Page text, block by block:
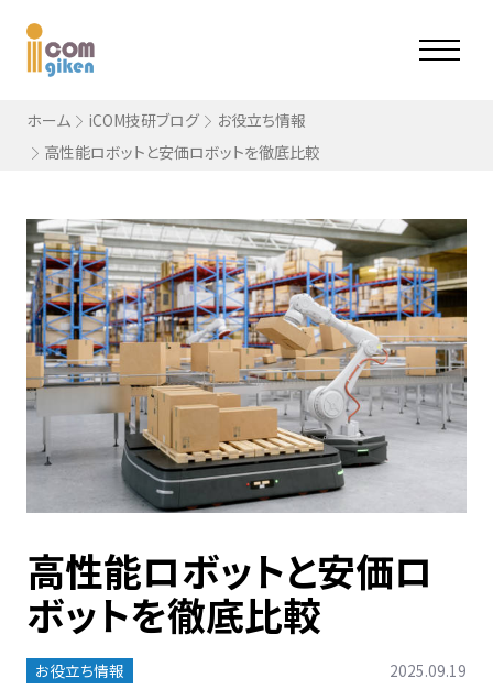
ホーム iCOM技研ブログ
お役立ち情報
高性能ロボットと安価ロボットを徹底比較
高性能ロボットと安価ロ
ボットを徹底比較
お役立ち情報 2025.09.19